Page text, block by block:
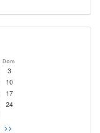
Dom
3
10
17
24
>>